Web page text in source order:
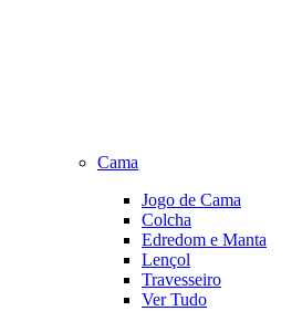
Cama
Jogo de Cama
Colcha
Edredom e Manta
Lençol
Travesseiro
Ver Tudo